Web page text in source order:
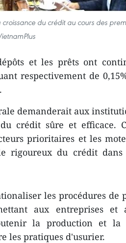
du crédit au cours des
et les prêts ont
respectivement de
demanderait aux
crédit sûre et efficace.
prioritaires et les
rigoureux du crédit dans
les procédures de
aux entreprises et
la production et la
les pratiques d'usurier.